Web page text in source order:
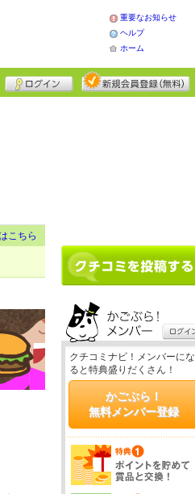
重要なお知らせ
ヘルプ
ホーム
こちら
クチコミナビ！メンバーにな
ると特典盛りだくさん！
かごぶら！
無料メンバー登録